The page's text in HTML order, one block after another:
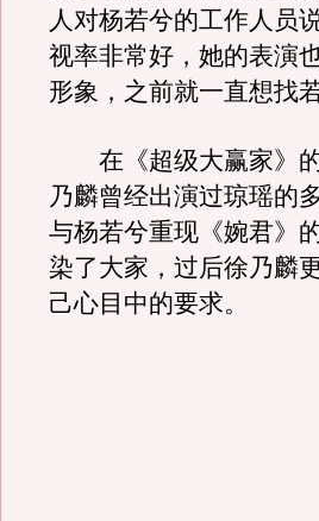
人对杨若兮的工作人员
视率非常好，她的表演
形象，之前就一直想找
在《超级大赢家》的
乃麟曾经出演过琼瑶的
与杨若兮重现《婉君》
染了大家，过后徐乃麟
己心目中的要求。